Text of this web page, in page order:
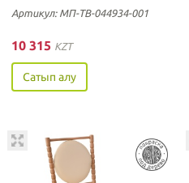
Артикул: МП-ТВ-044934-001
10 315 KZT
Сатып алу